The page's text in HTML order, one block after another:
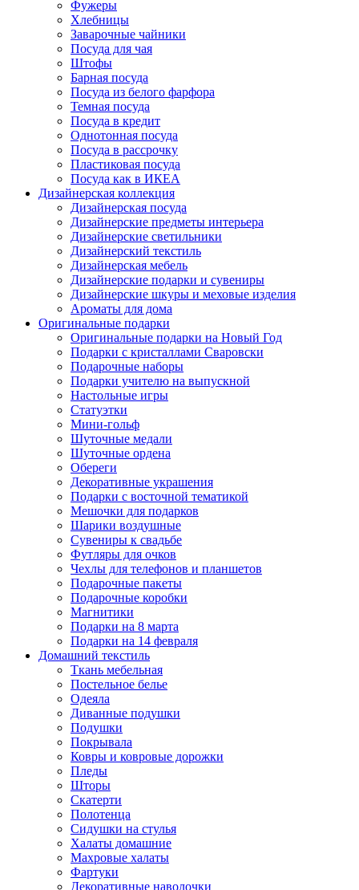
Фужеры
Хлебницы
Заварочные чайники
Посуда для чая
Штофы
Барная посуда
Посуда из белого фарфора
Темная посуда
Посуда в кредит
Однотонная посуда
Посуда в рассрочку
Пластиковая посуда
Посуда как в ИКЕА
Дизайнерская коллекция
Дизайнерская посуда
Дизайнерские предметы интерьера
Дизайнерские светильники
Дизайнерский текстиль
Дизайнерская мебель
Дизайнерские подарки и сувениры
Дизайнерские шкуры и меховые изделия
Ароматы для дома
Оригинальные подарки
Оригинальные подарки на Новый Год
Подарки с кристаллами Сваровски
Подарочные наборы
Подарки учителю на выпускной
Настольные игры
Статуэтки
Мини-гольф
Шуточные медали
Шуточные ордена
Обереги
Декоративные украшения
Подарки с восточной тематикой
Мешочки для подарков
Шарики воздушные
Сувениры к свадьбе
Футляры для очков
Чехлы для телефонов и планшетов
Подарочные пакеты
Подарочные коробки
Магнитики
Подарки на 8 марта
Подарки на 14 февраля
Домашний текстиль
Ткань мебельная
Постельное белье
Одеяла
Диванные подушки
Подушки
Покрывала
Ковры и ковровые дорожки
Пледы
Шторы
Скатерти
Полотенца
Сидушки на стулья
Халаты домашние
Махровые халаты
Фартуки
Декоративные наволочки